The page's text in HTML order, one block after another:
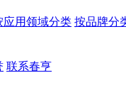
应用领域分类 按品牌分
联系春亨